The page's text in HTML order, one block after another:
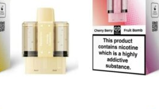
カゴに商品がありません。
に戻る
合計金額：¥0